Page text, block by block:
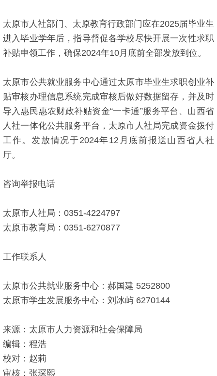
太原市人社部门、太原教育行政部门应在2025届毕业生
进入毕业学年后，指导督促各学校尽快开展一次性求职
补贴申领工作，确保2024年10月底前全部发放到位。
太原市公共就业服务中心通过太原市毕业生求职创业补
贴审核办理信息系统完成审核后做好数据留存，并及时
导入惠民惠农财政补贴资金“一卡通”服务平台、山西省
人社一体化公共服务平台，太原市人社局完成资金拨付
工作。发放情况于2024年12月底前报送山西省人社
厅。
咨询举报电话
太原市人社局：0351-4224797
太原市教育局：0351-6270877
工作联系人
太原市公共就业服务中心：郝国建 5252800
太原市学生发展服务中心：刘冰屿 6270144
来源：太原市人力资源和社会保障局
编辑：程浩
校对：赵莉
审核：张琛熙